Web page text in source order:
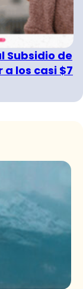
Subsidio de
los casi $7